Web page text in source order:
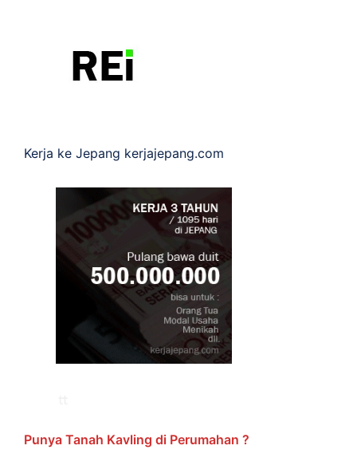
Kerja ke Jepang kerjajepang.com
Punya Tanah Kavling di Perumahan ?